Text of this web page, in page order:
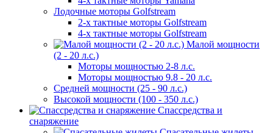
Лодочные моторы Golfstream
2-х тактные моторы Golfstream
4-х тактные моторы Golfstream
Малой мощности
(2 - 20 л.с.)
Моторы мощностью 2-8 л.с.
Моторы мощностью 9.8 - 20 л.с.
Средней мощности (25 - 90 л.с.)
Высокой мощности (100 - 350 л.с.)
Спассредства и
снаряжение